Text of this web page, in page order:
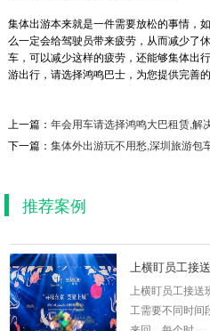
集体出游本来就是一件需要放松的事情，
么一定会给驾驶员带来疲劳，从而减少了
车，可以减少这样的疲劳，还能够集体出
游出行，请选择鸿鸣巴士，为您提供完善的
上一篇： 年会用车请选择鸿鸣大巴租赁,解
下一篇： 集体外出游玩不用愁,深圳旅游包
推荐案例
太平洋保险企
太平洋保险企业
上横盯员工接
上横盯员工接
工需要不同时间
来回。每个时...